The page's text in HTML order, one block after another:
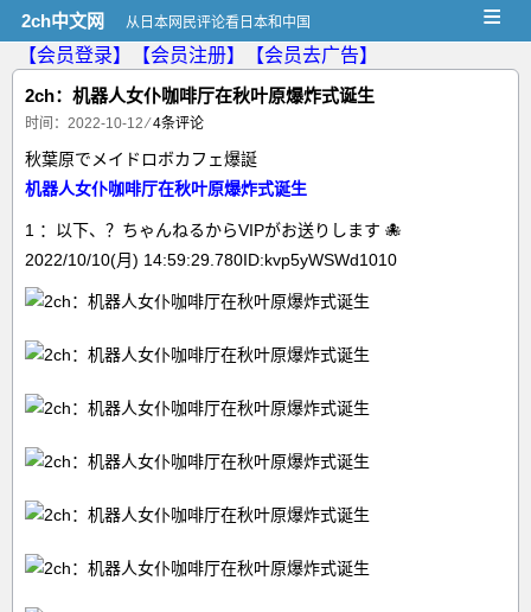
2ch中文网 从日本网民评论看日本和中国 ≡
【会员登录】 【会员注册】
【会员去广告】
2ch：机器人女仆咖啡厅在秋叶原爆炸式诞生
时间：2022-10-12 ⁄4条评论
秋葉原でメイドロボカフェ爆誕
机器人女仆咖啡厅在秋叶原爆炸式诞生
1 ：以下、？ちゃんねるからVIPがお送りします 🐙
2022/10/10(月) 14:59:29.780ID:kvp5yWSWd1010